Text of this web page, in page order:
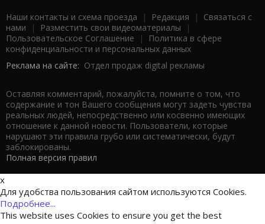
Наши контакты и схема проезда | Редакция | Связаться с
нами | Разместить свои видеоматериалы |
Пользовательское Соглашение |
Политика в сфере
конфиденциальности и персональных данных
Реклама на сайте: Отдел продаж digital рекламы
Оставляя комментарий, пожалуйста, помните о том, что
содержание и тон Вашего сообщения могут задеть чувства
реальных людей, непосредственно или косвенно имеющих
отношение к данной новости. Пользователи, которые
нарушают эти правила грубо или систематически, будут
заблокированы.
Полная версия правил
x
Для удобства пользования сайтом используются Cookies.
Подробнее...
This website uses Cookies to ensure you get the best